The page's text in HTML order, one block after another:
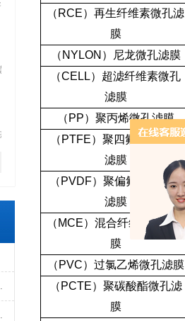
与控制
析的研究
（ RCE）再生纤维素微孔滤
膜
（ NYLON ）尼龙微孔滤膜
（CELL）超滤纤维素微孔
滤膜
（ PP）聚丙烯微孔滤膜
（ PTFE）聚四氟乙烯微孔
滤膜
（ PVDF）聚偏氟乙烯微孔
滤膜
（ MCE）混合纤维素微孔滤
膜
（ PVC）过氯乙烯微孔滤膜
（ PCTE）聚碳酸酯微孔滤
膜